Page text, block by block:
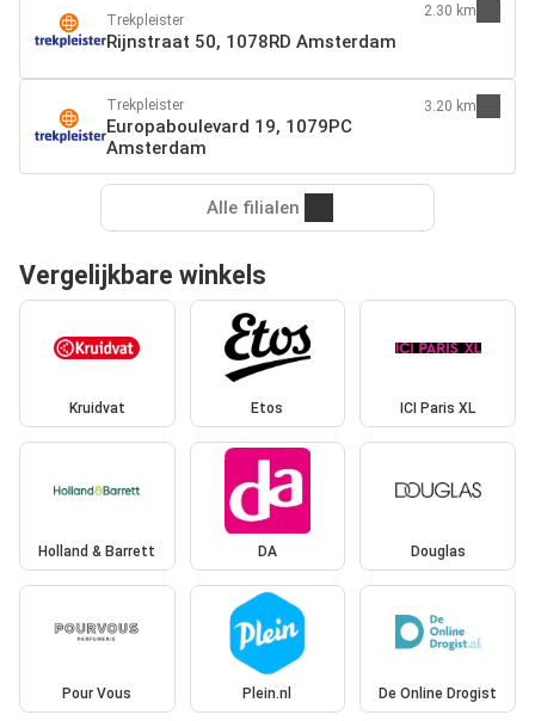
Trekpleister
Rijnstraat 50, 1078RD Amsterdam
2.30 km
Trekpleister
Europaboulevard 19, 1079PC
Amsterdam
3.20 km
Alle filialen
Vergelijkbare winkels
Kruidvat Etos ICI Paris XL
Holland & Barrett DA Douglas
Pour Vous Plein.nl De Online Drogist